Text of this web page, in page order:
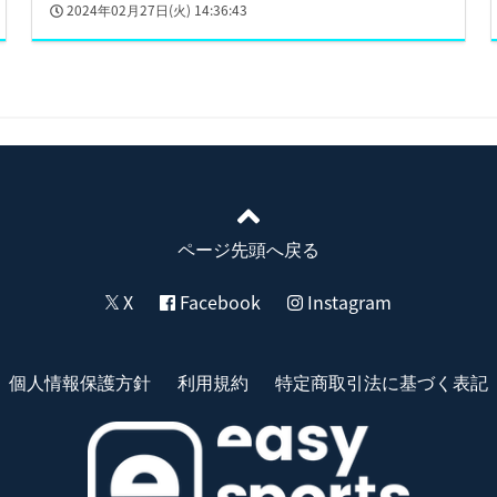
2024年02月27日(火) 14:36:43
ページ先頭へ戻る
X
Facebook Instagram
個人情報保護方針 利用規約 特定商取引法に基づく表記